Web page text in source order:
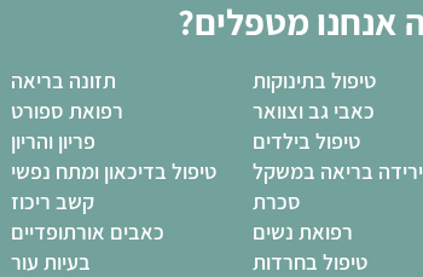
אנחנו מטפלים?
טיפול בתינוקות
כאבי גב וצוואר
טיפול בילדים
ירידה בריאה במשקל
סכרת
רפואת נשים
טיפול בחרדות
תזונה בריאה
רפואת ספורט
פריון והריון
טיפול בדיכאון ומתח נפשי
קשב ריכוז
כאבים אורתופדיים
בעיות עור